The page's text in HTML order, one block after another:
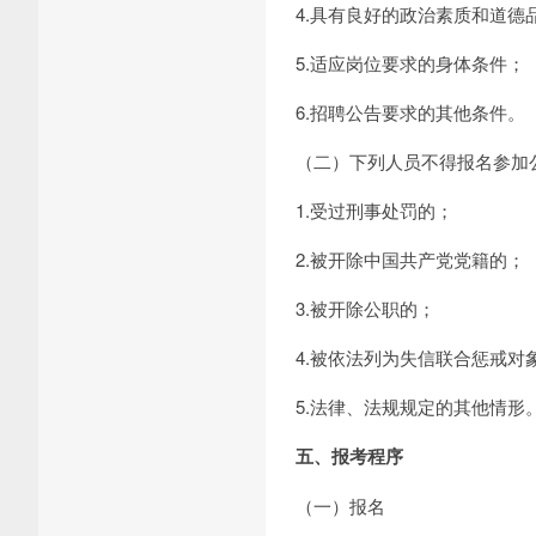
4.具有良好的政治素质和道德
5.适应岗位要求的身体条件；
6.招聘公告要求的其他条件。
（二）下列人员不得报名参加
1.受过刑事处罚的；
2.被开除中国共产党党籍的；
3.被开除公职的；
4.被依法列为失信联合惩戒对
5.法律、法规规定的其他情形。
五、报考程序
（一）报名